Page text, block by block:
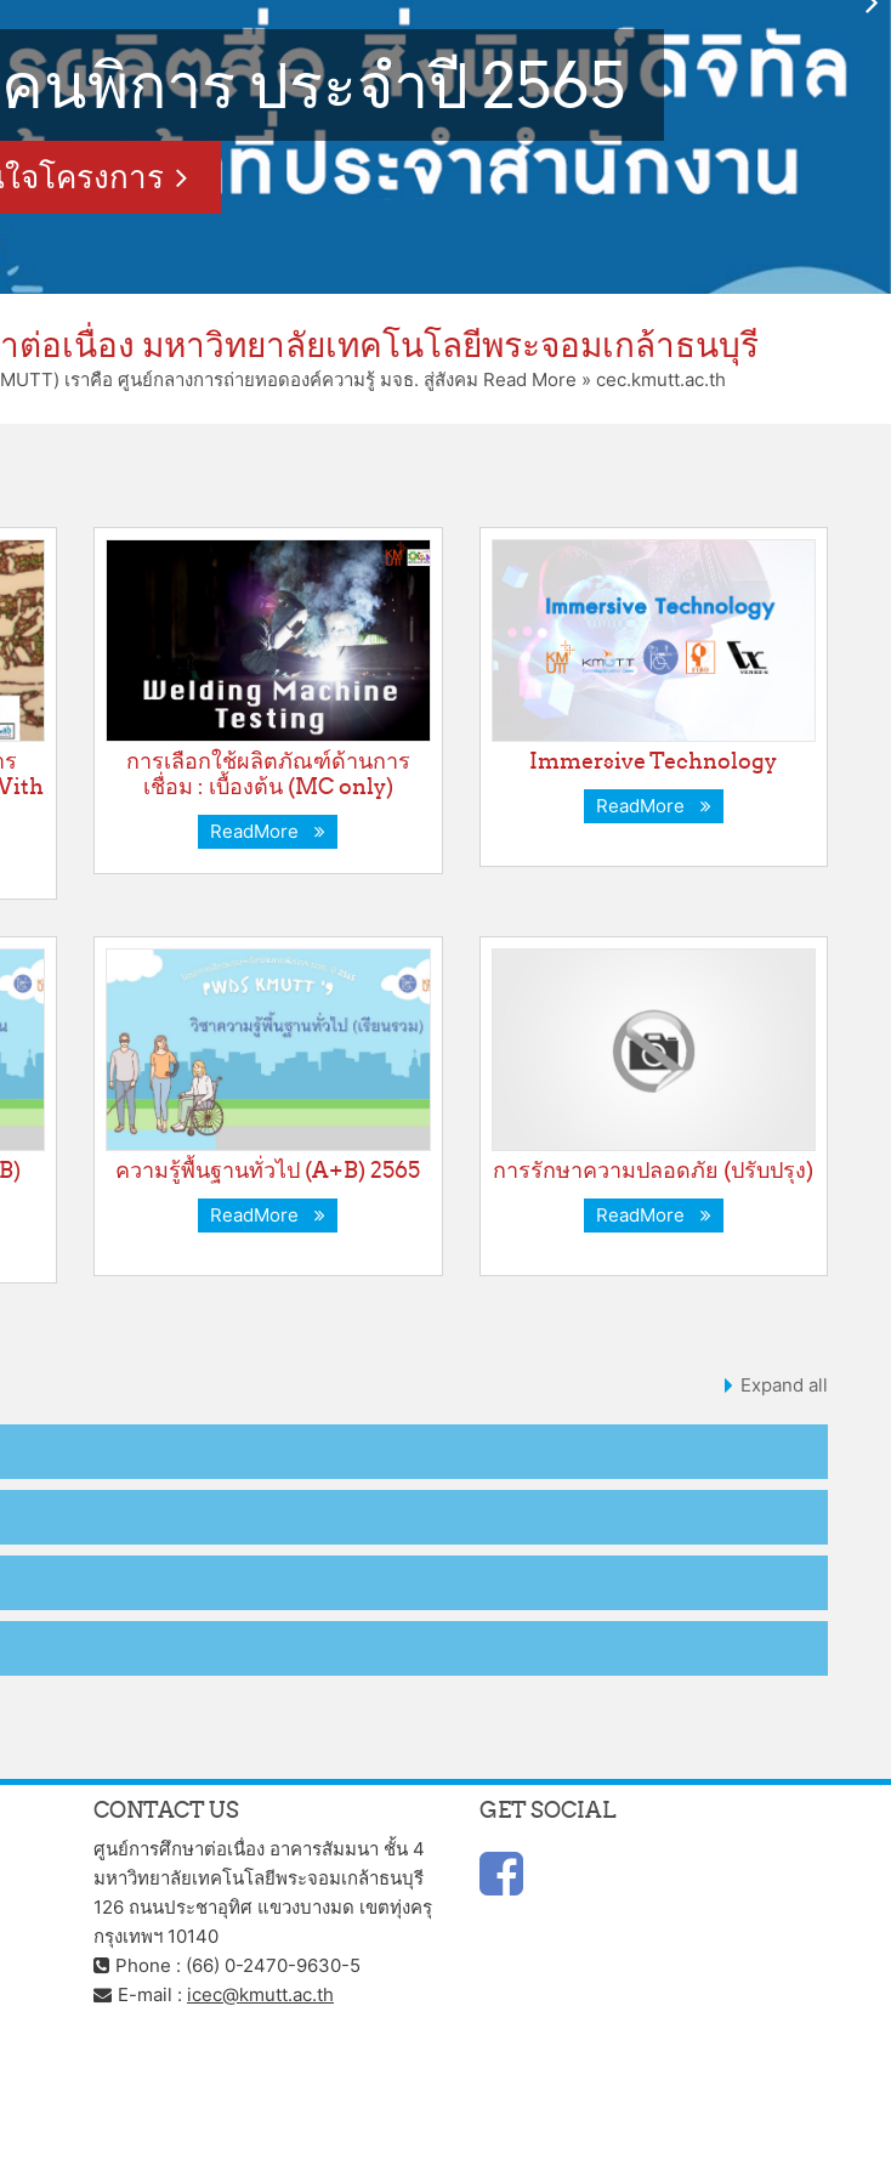
นพิการ ประจำปี 2565
จโครงการ
เนื่อง มหาวิทยาลัยเทคโนโลยีพระจอมเกล้าธนบุรี
เราคือ ศูนย์กลางการถ่ายทอดองค์ความรู้ มจธ. สู่สังคม Read More » cec.kmutt.ac.th
การเลือกใช้ผลิตภัณฑ์ด้านการ
เชื่อม : เบื้องต้น (MC only)
ReadMore
Immersive Technology
ReadMore
ความรู้พื้นฐานทั่วไป (A+B) 2565
ReadMore
การรักษาความปลอดภัย (ปรับปรุง)
ReadMore
Expand all
CONTACT US
ศูนย์การศึกษาต่อเนื่อง อาคารสัมมนา ชั้น 4
มหาวิทยาลัยเทคโนโลยีพระจอมเกล้าธนบุรี
126 ถนนประชาอุทิศ แขวงบางมด เขตทุ่งครุ
กรุงเทพฯ 10140
Phone : (66) 0-2470-9630-5
E-mail : icec@kmutt.ac.th
GET SOCIAL